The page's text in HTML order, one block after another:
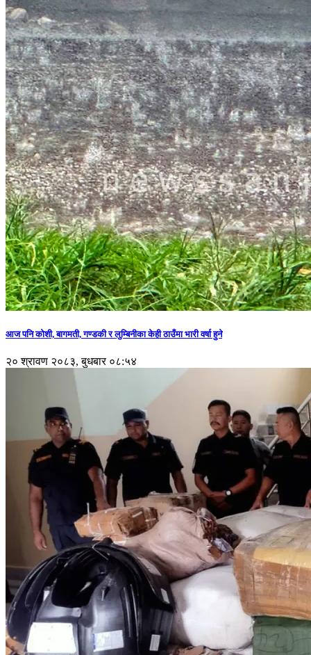
आज पनि कोशी, बागमती, गण्डकी र लुम्बिनीका केही ठाउँमा भारी वर्षा हुने
२० श्रावण २०८३, बुधबार ०८:५४